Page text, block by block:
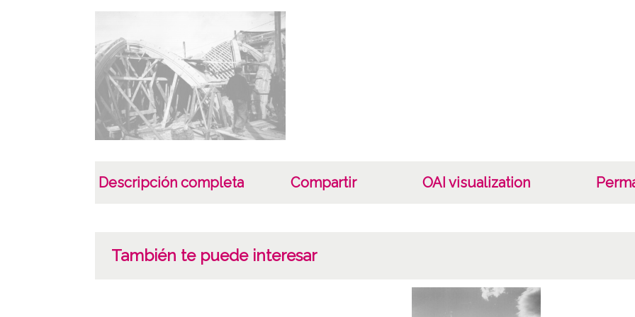
Nº de
Descripción completa Compartir OAI visualization
También te puede interesar